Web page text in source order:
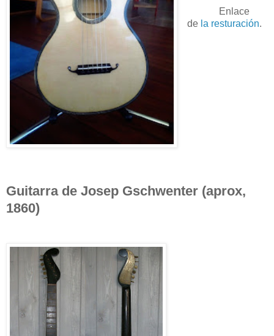
Enlace
de la resturación.
Guitarra de Josep Gschwenter (aprox,
1860)